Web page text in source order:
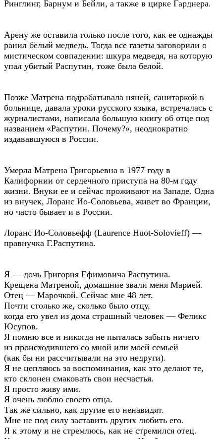
Ринглинг, Барнум и Бейли, а также в цирке Гарднера.
Арену же оставила только после того, как ее однажды
ранил белый медведь. Тогда все газеты заговорили о
мистическом совпадении: шкура медведя, на которую
упал убитый Распутин, тоже была белой.
Позже Матрена подрабатывала няней, санитаркой в
больнице, давала уроки русского языка, встречалась с
журналистами, написала большую книгу об отце под
названием «Распутин. Почему?», неоднократно
издававшуюся в России.
Умерла Матрена Григорьевна в 1977 году в
Калифорнии от сердечного приступа на 80-м году
жизни. Внуки ее и сейчас проживают на Западе. Одна
из внучек, Лоранс Ио-Соловьева, живет во Франции,
но часто бывает и в России.
Лоранс Ио-Соловьефф (Laurence Huot-Solovieff) —
правнучка Г.Распутина.
Я — дочь Григория Ефимовича Распутина.
Крещена Матреной, домашние звали меня Марией.
Отец — Марочкой. Сейчас мне 48 лет.
Почти столько же, сколько было отцу,
когда его увел из дома страшный человек — Феликс
Юсупов.
Я помню все и никогда не пыталась забыть ничего
из происходившего со мной или моей семьей
(как бы ни рассчитывали на это недруги).
Я не цепляюсь за воспоминания, как это делают те,
кто склонен смаковать свои несчастья.
Я просто живу ими.
Я очень люблю своего отца.
Так же сильно, как другие его ненавидят.
Мне не под силу заставить других любить его.
Я к этому и не стремлюсь, как не стремился отец.